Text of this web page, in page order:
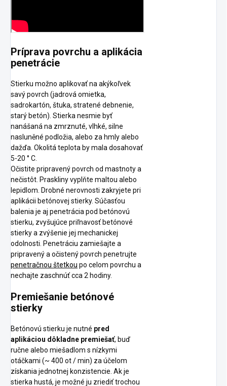
Príprava povrchu a aplikácia
penetrácie
Stierku možno aplikovať na akýkoľvek
savý povrch (jadrová omietka,
sadrokartón, štuka, stratené debnenie,
starý betón). Stierka nesmie byť
nanášaná na zmrznuté, vlhké, silne
nasluněné podložia, alebo za hmly alebo
dažďa. Okolitá teplota by mala dosahovať
5-20 ° C.
Očistite pripravený povrch od mastnoty a
nečistôt. Praskliny vyplňte maltou alebo
lepidlom. Drobné nerovnosti zakryjete pri
aplikácii betónovej stierky. Súčasťou
balenia je aj penetrácia pod betónovú
stierku, zvyšujúce priľnavosť betónové
stierky a zvýšenie jej mechanickej
odolnosti. Penetráciu zamiešajte a
pripravený a očistený povrch penetrujte
penetračnou štetkou po celom povrchu a
nechajte zaschnúť cca 2 hodiny.
Premiešanie betónové
stierky
Betónovú stierku je nutné pred
aplikáciou dôkladne premiešať, buď
ručne alebo miešadlom s nízkymi
otáčkami (~ 400 ot / min) za účelom
získania jednotnej konzistencie. Ak je
stierka hustá, je možné ju zriediť trochou